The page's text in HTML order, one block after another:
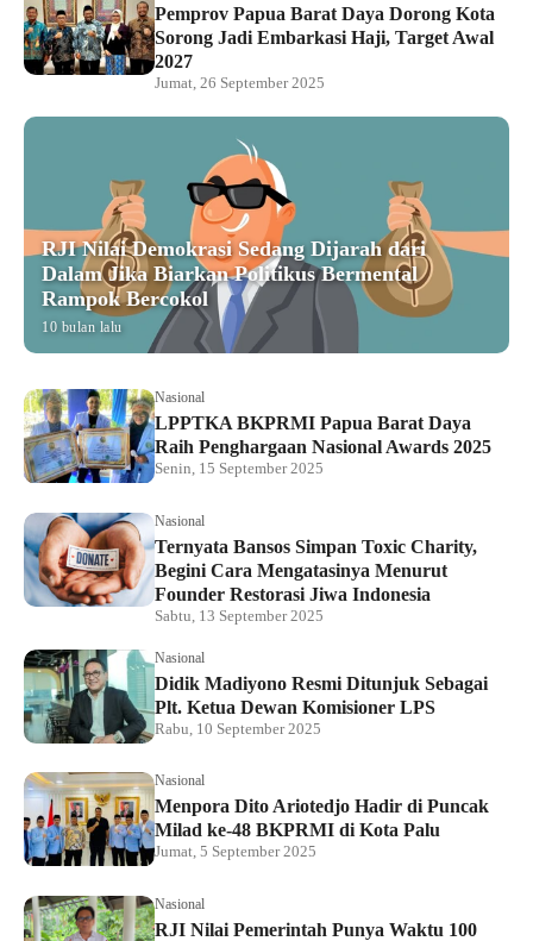
Pemprov Papua Barat Daya Dorong Kota
Sorong Jadi Embarkasi Haji, Target Awal
2027
Jumat, 26 September 2025
RJI Nilai Demokrasi Sedang Dijarah dari
Dalam Jika Biarkan Politikus Bermental
Rampok Bercokol
10 bulan lalu
Nasional
LPPTKA BKPRMI Papua Barat Daya
Raih Penghargaan Nasional Awards 2025
Senin, 15 September 2025
Nasional
Ternyata Bansos Simpan Toxic Charity,
Begini Cara Mengatasinya Menurut
Founder Restorasi Jiwa Indonesia
Sabtu, 13 September 2025
Nasional
Didik Madiyono Resmi Ditunjuk Sebagai
Plt. Ketua Dewan Komisioner LPS
Rabu, 10 September 2025
Nasional
Menpora Dito Ariotedjo Hadir di Puncak
Milad ke-48 BKPRMI di Kota Palu
Jumat, 5 September 2025
Nasional
RJI Nilai Pemerintah Punya Waktu 100